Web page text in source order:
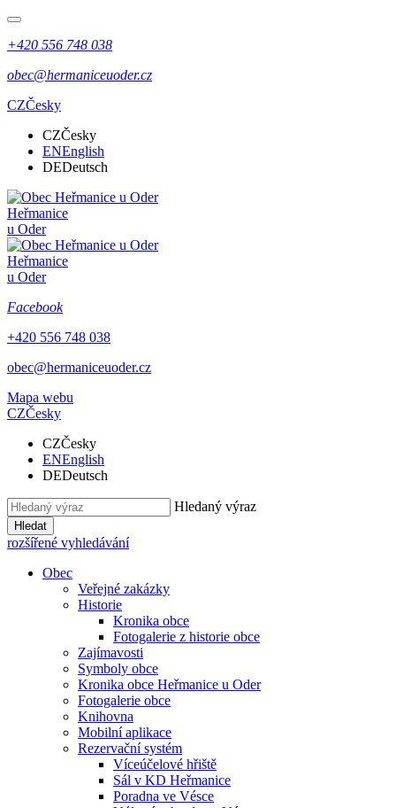
+420 556 748 038
obec@hermaniceuoder.cz
CZČesky
CZČesky
ENEnglish
DEDeutsch
Heřmanice
u Oder
Heřmanice
u Oder
Facebook
+420 556 748 038
obec@hermaniceuoder.cz
Mapa webu
CZČesky
CZČesky
ENEnglish
DEDeutsch
Hledaný výraz
Hledat
rozšířené vyhledávání
Obec
Veřejné zakázky
Historie
Kronika obce
Fotogalerie z historie obce
Zajímavosti
Symboly obce
Kronika obce Heřmanice u Oder
Fotogalerie obce
Knihovna
Mobilní aplikace
Rezervační systém
Víceúčelové hřiště
Sál v KD Heřmanice
Poradna ve Vésce